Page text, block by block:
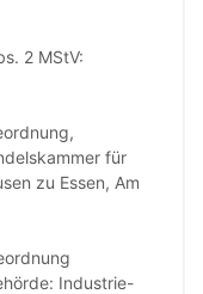
2 MStV:
für
zu Essen, Am
Industrie-